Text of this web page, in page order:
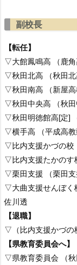
副校長
【転任】
▽大館鳳鳴高 （鹿
▽秋田北高 （秋田
▽秋田南高 （新屋
▽秋田中央高 （秋
▽秋田明徳館高[定]
▽横手高 （平成高
▽比内支援かづの校
▽比内支援たかのす
▽栗田支援 （栗田
▽大曲支援せんぼく
佐川透
【退職】
▽（比内支援かづの
【県教育委員会へ】
▽県教育委員会 （